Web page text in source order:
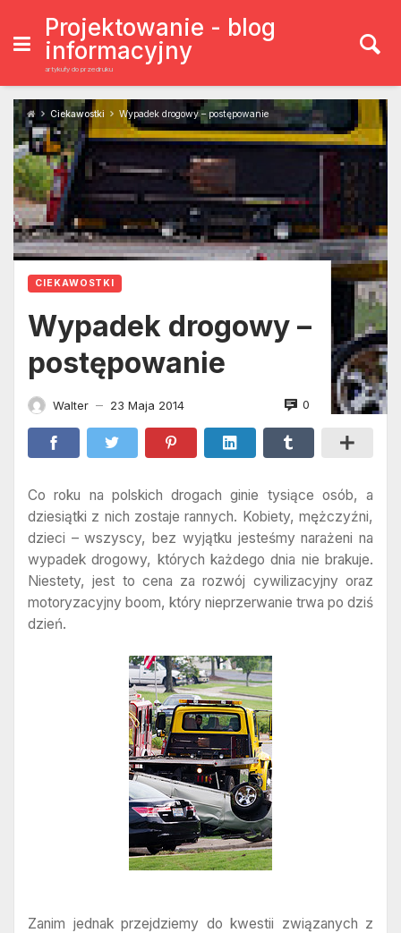
content
Projektowanie - blog
informacyjny
artykuły do przedruku
Ciekawostki Wypadek drogowy – postępowanie
CIEKAWOSTKI
Wypadek drogowy –
postępowanie
Walter — 23 Maja 2014 0
Co roku na polskich drogach ginie tysiące osób, a
dziesiątki z nich zostaje rannych. Kobiety, mężczyźni,
dzieci – wszyscy, bez wyjątku jesteśmy narażeni na
wypadek drogowy, których każdego dnia nie brakuje.
Niestety, jest to cena za rozwój cywilizacyjny oraz
motoryzacyjny boom, który nieprzerwanie trwa po dziś
dzień.
Zanim jednak przejdziemy do kwestii związanych z